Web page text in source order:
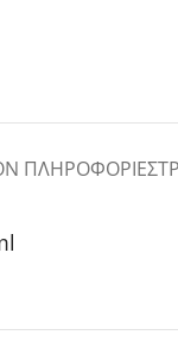
ΠΛΗΡΟΦΟΡΊΕΣ